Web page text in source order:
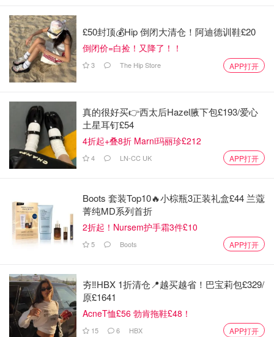
£50封顶💰Hip 倒闭大清仓！阿迪德训鞋£20
倒闭价=白捡！又降了！！
3 The Hip Store APP打开
真的很好买👉西太后Hazel腋下包£193/爱心
土星耳钉£54
4折起+叠8折 Marni玛丽珍£212
4 LN-CC UK APP打开
Boots 套装Top10🔥小棕瓶3正装礼盒£44 兰蔻
菁纯MD系列首折
2折起！Nursem护手霜3件£10
5 Boots APP打开
夯‼️HBX 1折清仓📍越买越省！巴宝莉包£329/
原£1641
AcneT恤£56 勃肯拖鞋£48！
15 6 HBX APP打开